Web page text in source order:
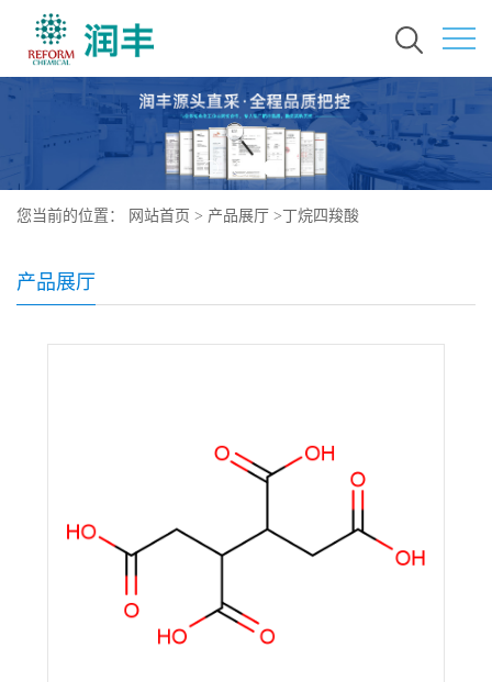
您当前的位置： 网站首页 > 产品展厅 >丁烷四羧酸
产品展厅